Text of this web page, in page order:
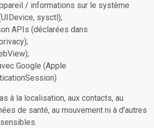
/ informations sur le système
sysctl);
APIs (déclarées dans
Google (Apple
à la localisation, aux contacts, au
de santé, au mouvement ni à d'autres